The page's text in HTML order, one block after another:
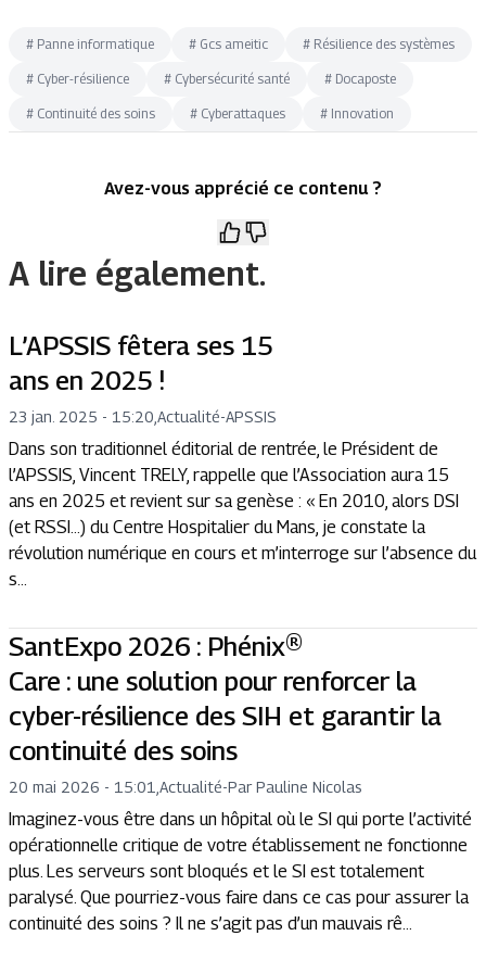
# Panne informatique # Gcs ameitic # Résilience des systèmes
# Cyber-résilience # Cybersécurité santé # Docaposte
# Continuité des soins # Cyberattaques # Innovation
Avez-vous apprécié ce contenu ?
A lire également.
L’APSSIS fêtera ses 15
ans en 2025 !
23 jan. 2025 - 15:20 Actualité-APSSIS
Dans son traditionnel éditorial de rentrée, le Président de
l’APSSIS, Vincent TRELY, rappelle que l’Association aura 15
ans en 2025 et revient sur sa genèse : « En 2010, alors DSI
(et RSSI…) du Centre Hospitalier du Mans, je constate la
révolution numérique en cours et m’interroge sur l’absence du
s...
SantExpo 2026 : Phénix®
Care : une solution pour renforcer la
cyber-résilience des SIH et garantir la
continuité des soins
20 mai 2026 - 15:01 Actualité-Par Pauline Nicolas
Imaginez-vous être dans un hôpital où le SI qui porte l’activité
opérationnelle critique de votre établissement ne fonctionne
plus. Les serveurs sont bloqués et le SI est totalement
paralysé. Que pourriez-vous faire dans ce cas pour assurer la
continuité des soins ? Il ne s’agit pas d’un mauvais rê...